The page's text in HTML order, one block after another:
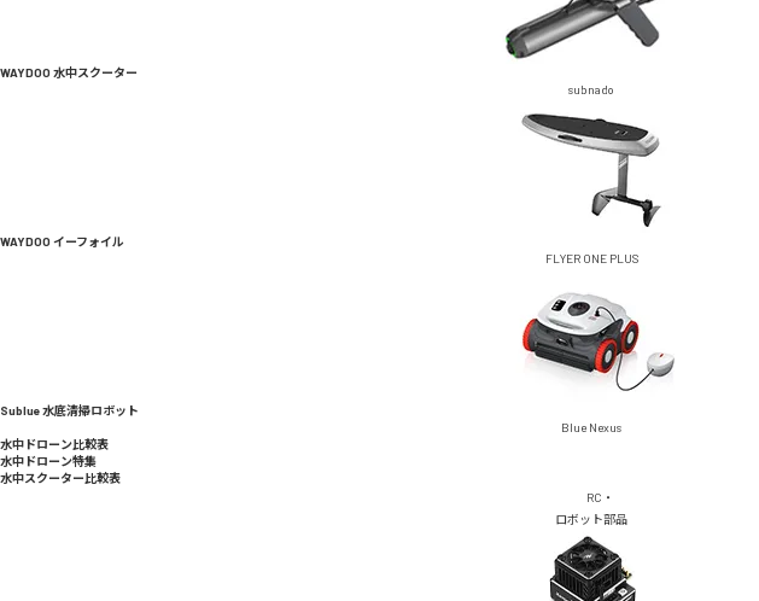
WAYDOO 水中スクーター
subnado
WAYDOO イーフォイル
FLYER ONE PLUS
Sublue 水底清掃ロボット
Blue Nexus
水中ドローン比較表
水中ドローン特集
水中スクーター比較表
RC・
ロボット部品